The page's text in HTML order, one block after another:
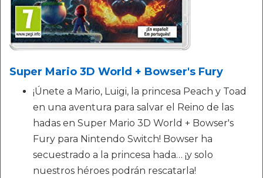
Super Mario 3D World + Bowser's Fury
¡Únete a Mario, Luigi, la princesa Peach y Toad
en una aventura para salvar el Reino de las
hadas en Super Mario 3D World + Bowser's
Fury para Nintendo Switch! Bowser ha
secuestrado a la princesa hada… ¡y solo
nuestros héroes podrán rescatarla!